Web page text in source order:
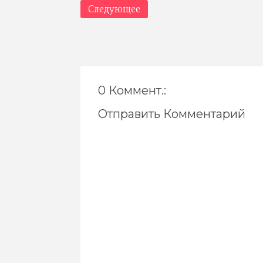
Следующее
0 Коммент.:
Отправить Комментарий